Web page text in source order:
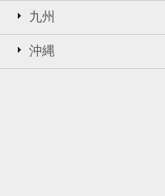
九州
沖縄